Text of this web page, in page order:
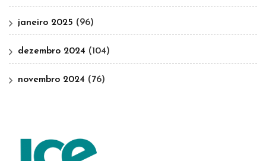
janeiro 2025 (96)
dezembro 2024 (104)
novembro 2024 (76)